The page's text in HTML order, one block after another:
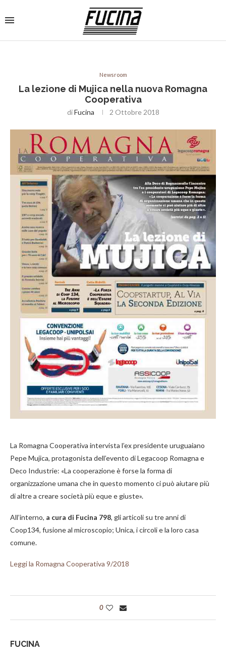
Newsroom
La lezione di Mujica nella nuova Romagna
Cooperativa
diFucina 2 Ottobre 2018
La Romagna Cooperativa intervista l’ex presidente uruguaiano
Pepe Mujica, protagonista dell’evento di Legacoop Romagna e
Deco Industrie: «La cooperazione è forse la forma di
organizzazione umana che in questo momento ci può aiutare più
di altre a creare società più eque e giuste».
All’interno, a cura di Fucina 798, gli articoli su tre anni di
Coop134, fusione al microscopio; Unica, i circoli e la loro casa
comune.
Leggi la Romagna Cooperativa 9/2018
0
FUCINA